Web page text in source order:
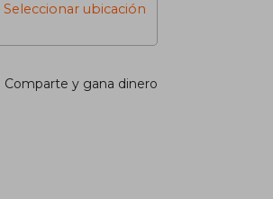
Seleccionar ubicación
Comparte y gana dinero